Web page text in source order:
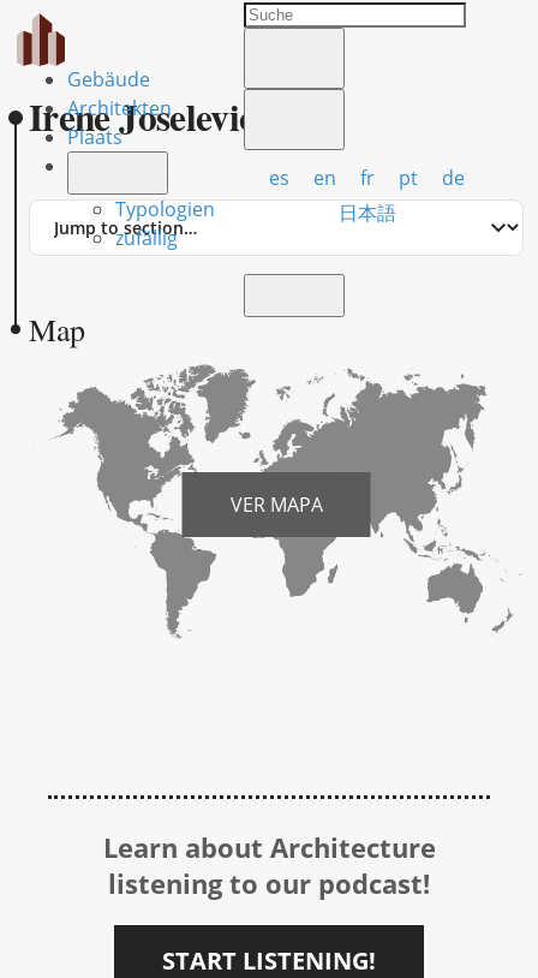
Gebäude
Architekten
Plaats
Typologien
zufällig
es en fr pt
de
日本語
Irene Joselevich
Jump
Map
VER MAPA
Learn about Architecture
listening to our podcast!
START LISTENING!